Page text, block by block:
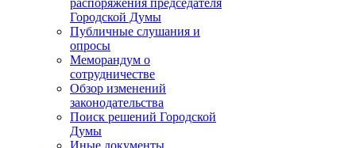
Городской Думы
Публичные слушания и
опросы
Меморандум о
сотрудничестве
Обзор изменений
законодательства
Поиск решений Городской
Думы
Иные документы